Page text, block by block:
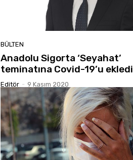
BÜLTEN
Anadolu Sigorta ‘Seyahat’
teminatına Covid-19’u ekledi
Editör - 9 Kasım 2020